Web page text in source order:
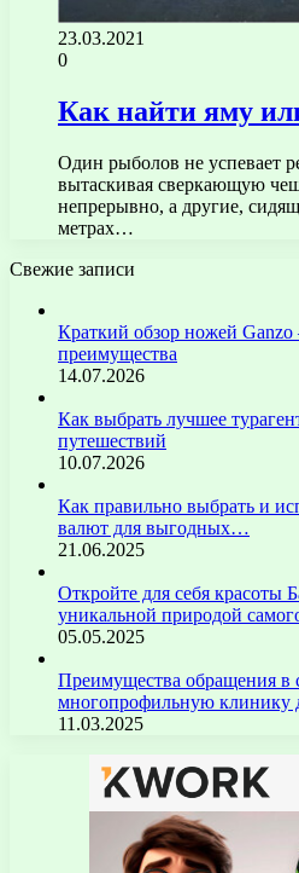
23.03.2021
0
Как найти яму
Один рыболов не успевает
вытаскивая сверкающую
непрерывно, а другие,
метрах…
Свежие записи
Краткий обзор ножей
преимущества
14.07.2026
Как выбрать лучшее
путешествий
10.07.2026
Как правильно выбрать и
валют для выгодных…
21.06.2025
Откройте для себя красоты
уникальной природой
05.05.2025
Преимущества обращения в
многопрофильную клинику
11.03.2025